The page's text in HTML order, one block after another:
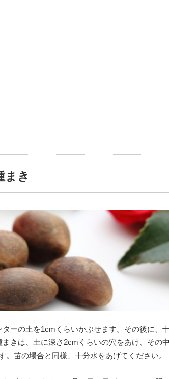
き
ーの土を1cmくらいかぶせます。その後に、
きは、土に深さ2cmくらいの穴をあけ、その
苗の場合と同様、十分水をあげてください。